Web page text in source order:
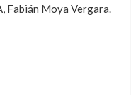
Fabián Moya Vergara.